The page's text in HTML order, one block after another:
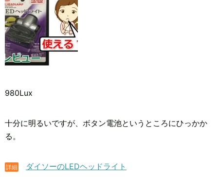
980Lux
十分に明るいですが、ボタン電池というところにひっかか
る。
詳細 ダイソーのLEDヘッドライト